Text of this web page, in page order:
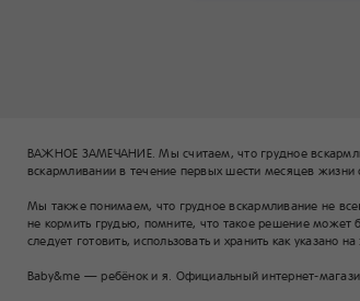
ВАЖНОЕ ЗАМЕЧАНИЕ. Мы считаем, что грудное
вскармливании в течение первых шести месяцев
Мы также понимаем, что грудное вскармливание не
не кормить грудью, помните, что такое решение может
следует готовить, использовать и хранить как указано
Baby&me — ребёнок и я. Официальный интернет-